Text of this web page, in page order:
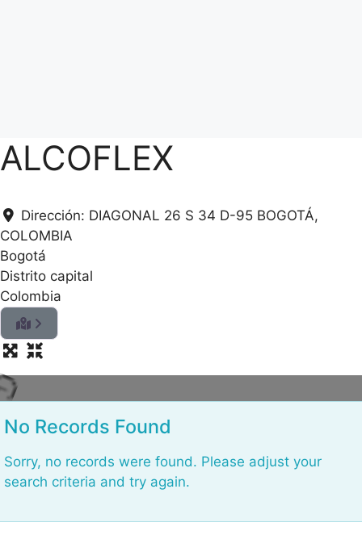
ALCOFLEX
Dirección: DIAGONAL 26 S 34 D-95 BOGOTÁ,
COLOMBIA
Bogotá
Distrito capital
Colombia
o
a
d
n
g
.
No Records Found
Sorry, no records were found. Please adjust your
search criteria and try again.